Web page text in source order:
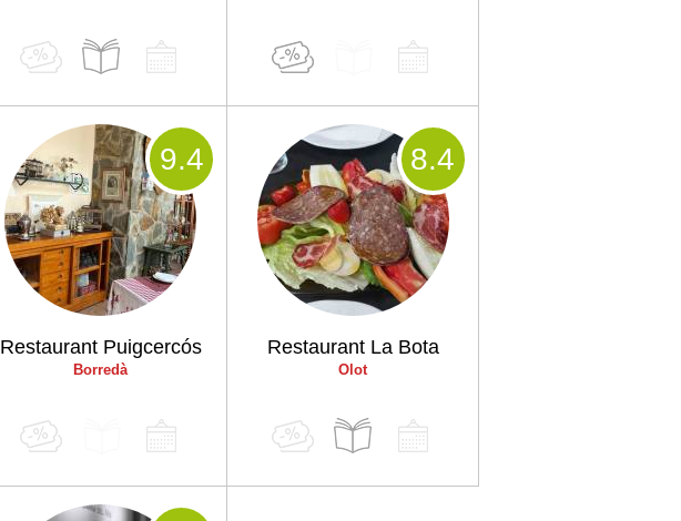
Restaurant Puigcercós
Borredà
9.4
Restaurant La Bota
Olot
8.4